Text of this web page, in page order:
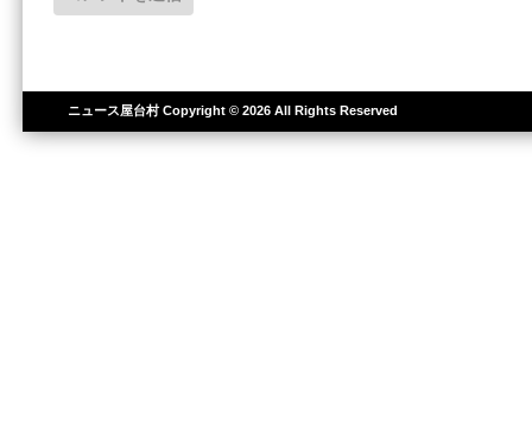
ニュース屋台村Copyright © 2026 All Rights Reserved